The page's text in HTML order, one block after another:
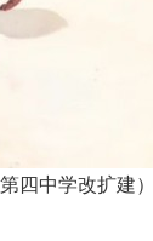
四中学改扩